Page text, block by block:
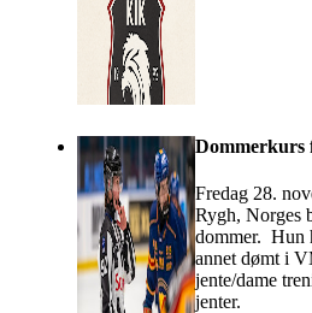
Dommerkurs
Fredag 28.
Rygh, Norges
dommer. Hun
annet dømt i
jente/dame
jenter.